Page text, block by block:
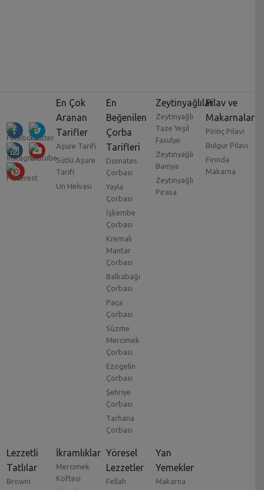
En Çok
Aranan
Tarifler
Aşure Tarifi
Sütlü Aşure
Tarifi
Un Helvası
En
Beğenilen
Çorba
Tarifleri
Domates
Çorbası
Yayla
Çorbası
İşkembe
Çorbası
Kremalı
Mantar
Çorbası
Balkabağı
Çorbası
Paça
Çorbası
Süzme
Mercimek
Çorbası
Ezogelin
Çorbası
Şehriye
Çorbası
Tarhana
Çorbası
Zeytinyağlılar
Zeytinyağlı
Taze Yeşil
Fasulye
Zeytinyağlı
Bamya
Zeytinyağlı
Pırasa
Pilav ve
Makarnalar
Pirinç Pilavı
Bulgur Pilavı
Fırında
Makarna
Lezzetli
Tatlılar
Browni
İkramlıklar
Mercimek
Köftesi
Yöresel
Lezzetler
Fellah
Yan
Yemekler
Makarna